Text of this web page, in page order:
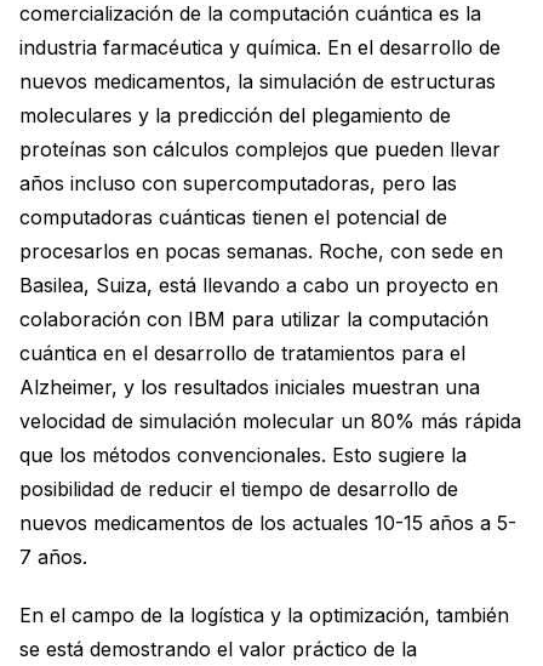
comercialización de la computación cuántica es la
industria farmacéutica y química. En el desarrollo de
nuevos medicamentos, la simulación de estructuras
moleculares y la predicción del plegamiento de
proteínas son cálculos complejos que pueden llevar
años incluso con supercomputadoras, pero las
computadoras cuánticas tienen el potencial de
procesarlos en pocas semanas. Roche, con sede en
Basilea, Suiza, está llevando a cabo un proyecto en
colaboración con IBM para utilizar la computación
cuántica en el desarrollo de tratamientos para el
Alzheimer, y los resultados iniciales muestran una
velocidad de simulación molecular un 80% más rápida
que los métodos convencionales. Esto sugiere la
posibilidad de reducir el tiempo de desarrollo de
nuevos medicamentos de los actuales 10-15 años a 5-
7 años.
En el campo de la logística y la optimización, también
se está demostrando el valor práctico de la